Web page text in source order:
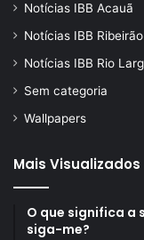
Notícias IBB Acauã
Notícias IBB
Notícias IBB Rio
Sem categoria
Wallpapers
Mais Visualizados
O que significa a
siga-me?